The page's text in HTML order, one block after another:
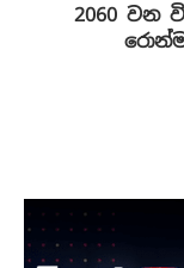
2060 වන